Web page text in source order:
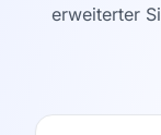
erweiterter